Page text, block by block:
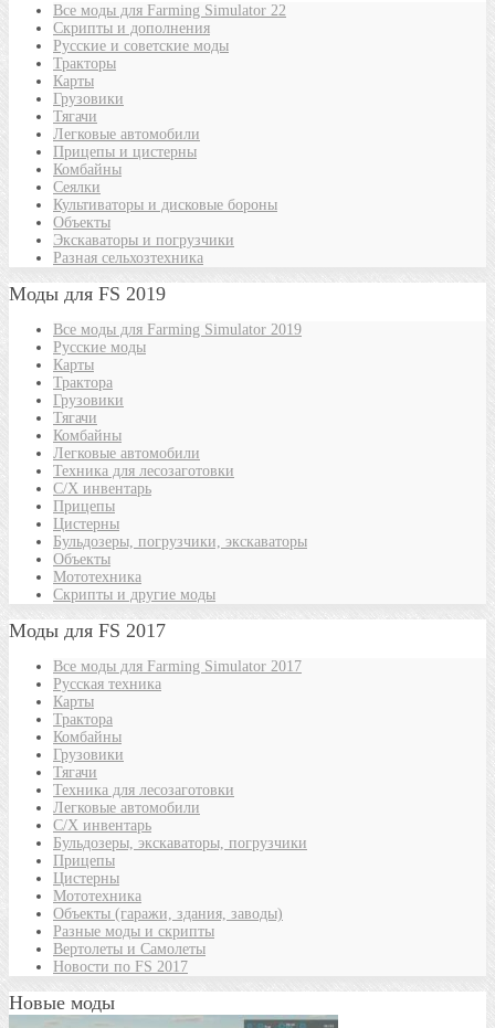
Все моды для Farming Simulator 22
Скрипты и дополнения
Русские и советские моды
Тракторы
Карты
Грузовики
Тягачи
Легковые автомобили
Прицепы и цистерны
Комбайны
Сеялки
Культиваторы и дисковые бороны
Объекты
Экскаваторы и погрузчики
Разная сельхозтехника
Моды для FS 2019
Все моды для Farming Simulator 2019
Русские моды
Карты
Трактора
Грузовики
Тягачи
Комбайны
Легковые автомобили
Техника для лесозаготовки
С/Х инвентарь
Прицепы
Цистерны
Бульдозеры, погрузчики, экскаваторы
Объекты
Мототехника
Скрипты и другие моды
Моды для FS 2017
Все моды для Farming Simulator 2017
Русская техника
Карты
Трактора
Комбайны
Грузовики
Тягачи
Техника для лесозаготовки
Легковые автомобили
С/Х инвентарь
Бульдозеры, экскаваторы, погрузчики
Прицепы
Цистерны
Мототехника
Объекты (гаражи, здания, заводы)
Разные моды и скрипты
Вертолеты и Самолеты
Новости по FS 2017
Новые моды